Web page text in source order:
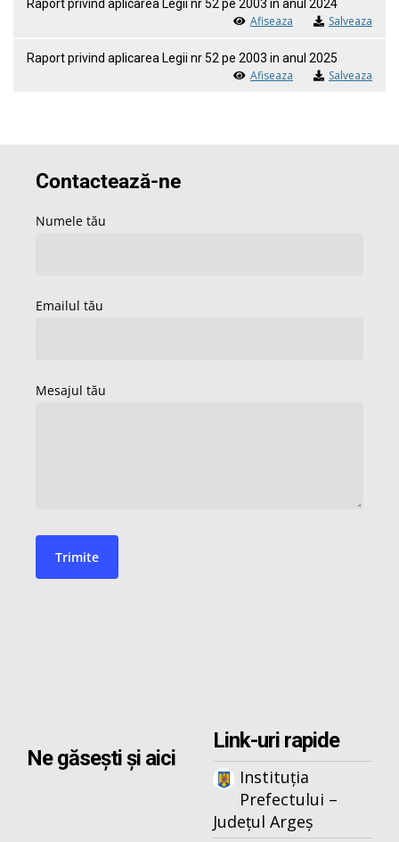
Raport privind aplicarea Legii nr 52 pe 2003 in anul 2024
Afiseaza Salveaza
Raport privind aplicarea Legii nr 52 pe 2003 in anul 2025
Afiseaza Salveaza
Ne găsești și aici
Link-uri rapide
Instituția
Prefectului –
Județul Argeș